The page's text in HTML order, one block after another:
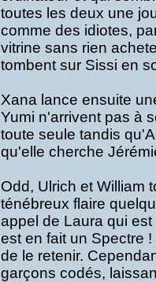
toutes les deux une
comme des idiotes,
vitrine sans rien
tombent sur Sissi en
Xana lance ensuite
Yumi n'arrivent pas à
toute seule tandis
qu'elle cherche
Odd, Ulrich et William
ténébreux flaire
appel de Laura qui
est en fait un Spectre
de le retenir.
garçons codés,